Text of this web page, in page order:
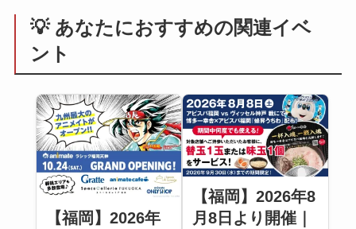
💡 あなたにおすすめの関連イベ
ント
【福岡】2026年
【福岡】2026年8
月8日より開催｜